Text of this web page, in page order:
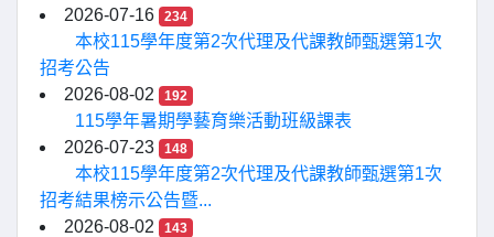
2026-07-16
234
本校115學年度第2次代理及代課教師甄選第1次
招考公告
2026-08-02
192
115學年暑期學藝育樂活動班級課表
2026-07-23
148
本校115學年度第2次代理及代課教師甄選第1次
招考結果榜示公告暨...
2026-08-02
143